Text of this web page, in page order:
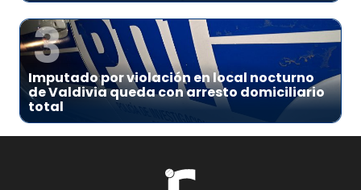
3
Imputado por violación en local nocturno
de Valdivia queda con arresto domiciliario
total